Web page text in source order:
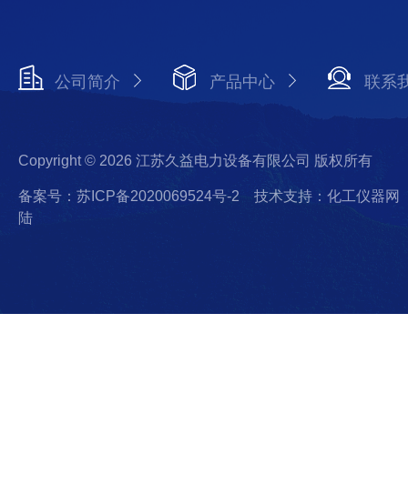
公司简介 产品中心 联系
Copyright © 2026 江苏久益电力设备有限公司 版权所有
备案号：苏ICP备2020069524号-2
技术支持：化工仪器网
陆